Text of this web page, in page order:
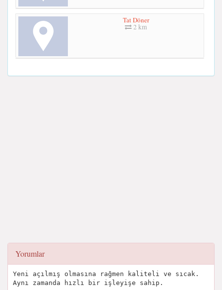
Tat Döner
2 km
Yorumlar
Yeni açılmış olmasına rağmen kaliteli ve sıcak.
Aynı zamanda hızlı bir işleyişe sahip.